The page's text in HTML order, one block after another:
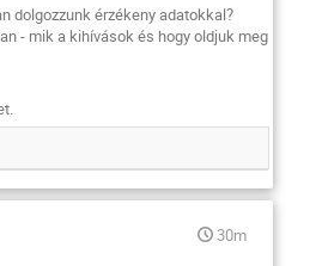
dolgozzunk érzékeny adatokkal?
- mik a kihívások és hogy oldjuk meg
30m